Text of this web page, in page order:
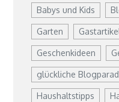
Babys und Kids
Garten
Geschenkideen
glückliche
Haushaltstipps